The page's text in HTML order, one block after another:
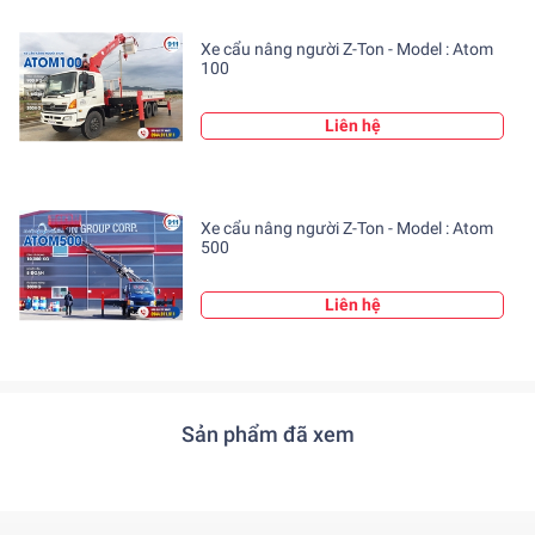
3. Vận hành dễ dàng
Hệ thống điều khiểnthủy lực – điện tử thông minhcho
phép người vận hành thao tác nâng – hạ – xoay cần chính
4. Tiết kiệm chi phí
So với giàn giáo hoặc thiết bị nâng truyền thống, Atom 200
giúp doanh nghiệp
tiết kiệm thời gian, nhân công và chi
phí bảo trì, đồng thời tăng năng suất lao động.
Z-Ton nổi tiếng với công nghệ sản xuất hiện đại. Atom 200
thép chịu lực cao cấp, vận hành ổn định
Xe cẩu nâng người Z-Ton - Model : Atom
100
Liên hệ
Xe cẩu nâng người Z-Ton - Model : Atom
500
Liên hệ
Sản phẩm đã xem